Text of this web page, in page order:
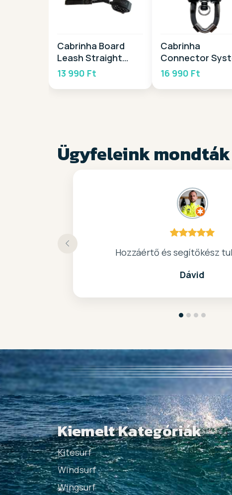
Cabrinha Board
Leash Straight
2025
13 990 Ft
Cabrinha
Connector
Surf Slider 2025
16 990 Ft
Ügyfeleink mondták
Hozzáértő és segítőkész
Dávid
kiváló surf-ös bolt ..
Nagyon kedves elado, jo
Köszönöm a gyors, barátságos
Kiemelt Kategóriák
Kitesurf
Windsurf
Wingsurf